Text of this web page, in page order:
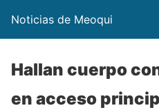
Noticias de Meoqui
Hallan cuerpo
en acceso